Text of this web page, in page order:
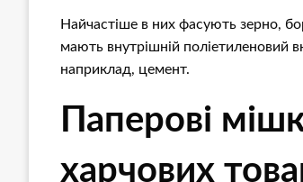
Найчастіше в них фасують зерно,
мають внутрішній поліетиленовий
наприклад, цемент.
Паперові
харчових